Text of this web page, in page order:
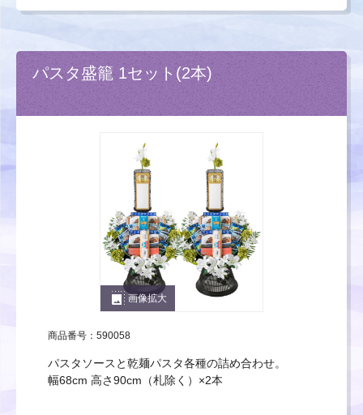
パスタ盛籠 1セット(2本)
photo_size_select_large画像拡大
商品番号：590058
パスタソースと乾麺パスタ各種の詰め合わせ。
幅68cm 高さ90cm（札除く）×2本